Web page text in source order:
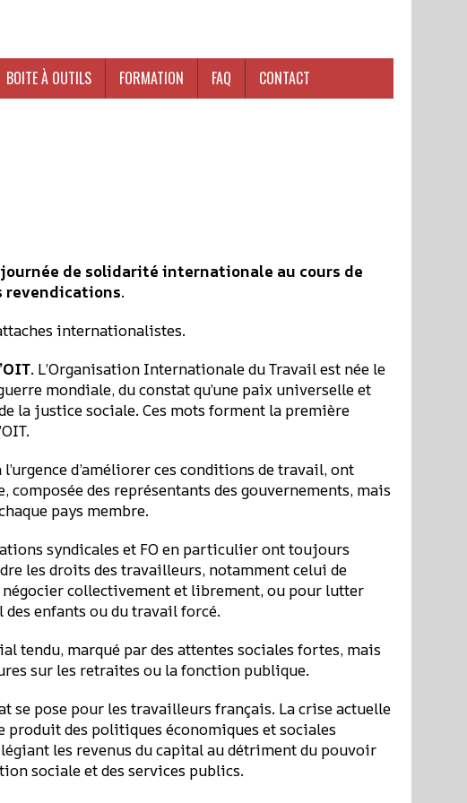
BOITE À OUTILS FORMATION FAQ CONTACT
de solidarité internationale au cours de
revendications.
internationalistes.
. L’Organisation Internationale du Travail est née le
mondiale, du constat qu’une paix universelle et
la justice sociale. Ces mots forment la première
d’améliorer ces conditions de travail, ont
des représentants des gouvernements, mais
pays membre.
syndicales et FO en particulier ont toujours
les droits des travailleurs, notamment celui de
collectivement et librement, ou pour lutter
enfants ou du travail forcé.
tendu, marqué par des attentes sociales fortes, mais
sur les retraites ou la fonction publique.
se pose pour les travailleurs français. La crise actuelle
produit des politiques économiques et sociales
les revenus du capital au détriment du pouvoir
sociale et des services publics.